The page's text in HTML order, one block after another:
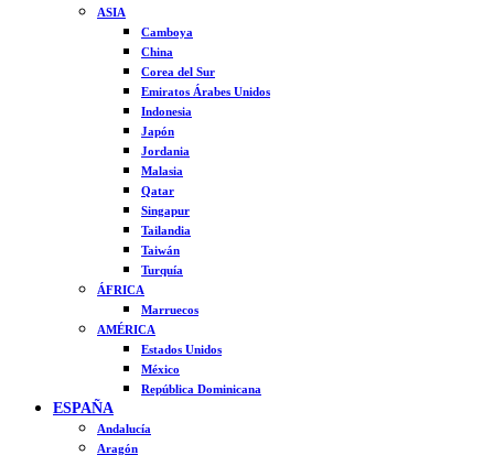
ASIA
Camboya
China
Corea del Sur
Emiratos Árabes Unidos
Indonesia
Japón
Jordania
Malasia
Qatar
Singapur
Tailandia
Taiwán
Turquía
ÁFRICA
Marruecos
AMÉRICA
Estados Unidos
México
República Dominicana
ESPAÑA
Andalucía
Aragón